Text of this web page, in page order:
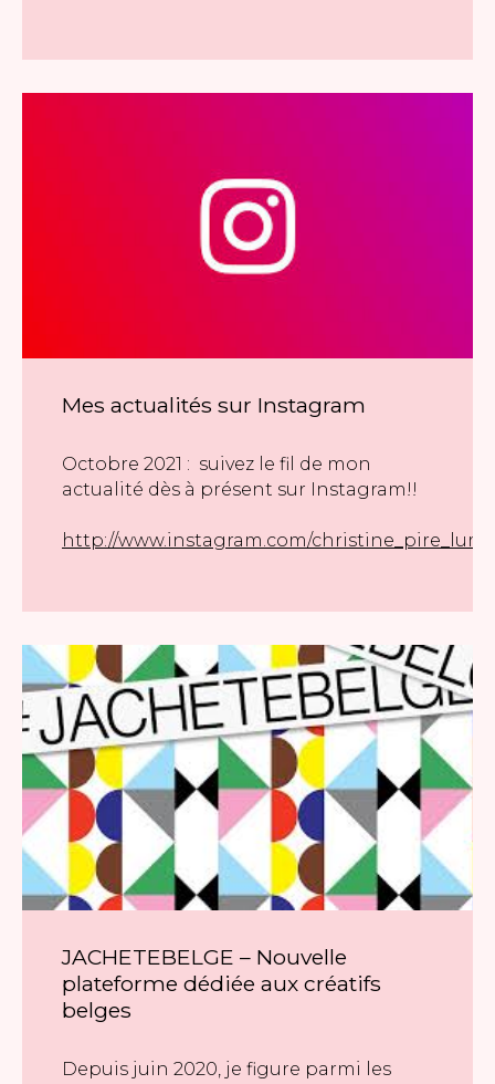
Mes actualités sur Instagram
Octobre 2021 : suivez le fil de mon
actualité dès à présent sur Instagram!!
http://www.instagram.com/
JACHETEBELGE – Nouvelle
plateforme dédiée aux créatifs
belges
Depuis juin 2020, je figure parmi les